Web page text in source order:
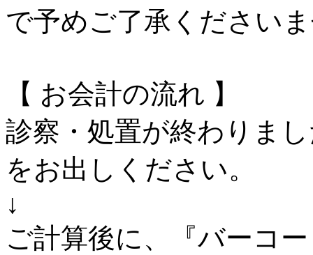
で予めご了承ください
【 お会計の流れ 】
診察・処置が終わりま
をお出しください。
↓
ご計算後に、『バーコ